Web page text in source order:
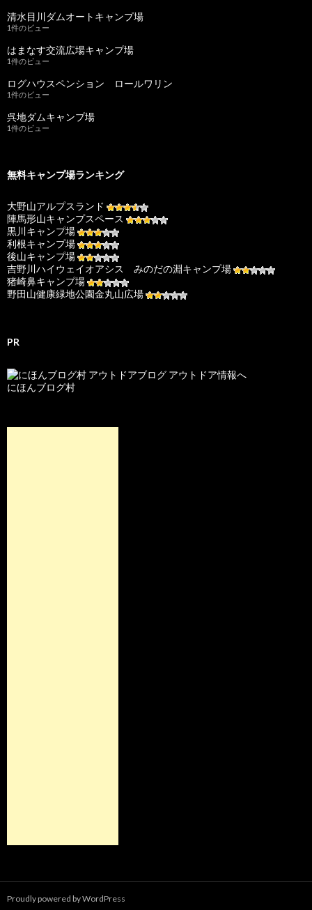
清水目川ダムオートキャンプ場
1件のビュー
はまなす交流広場キャンプ場
1件のビュー
ログハウスペンション ロールワリン
1件のビュー
呉地ダムキャンプ場
1件のビュー
無料キャンプ場ランキング
大野山アルプスランド
陣馬形山キャンプスペース
黒川キャンプ場
利根キャンプ場
後山キャンプ場
吉野川ハイウェイオアシス みのだの淵キャンプ場
猪崎鼻キャンプ場
野田山健康緑地公園金丸山広場
PR
にほんブログ村
Proudly powered by WordPress